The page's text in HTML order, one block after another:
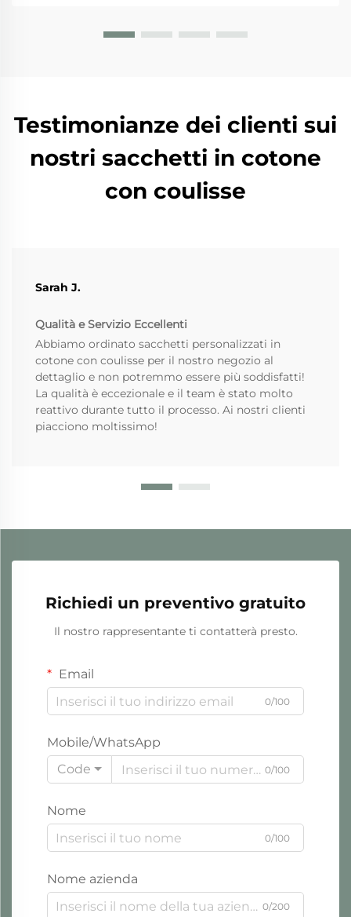
Testimonianze dei clienti sui
nostri sacchetti in cotone
con coulisse
Sarah J.
Qualità e Servizio Eccellenti
Abbiamo ordinato sacchetti personalizzati in
cotone con coulisse per il nostro negozio al
dettaglio e non potremmo essere più soddisfatti!
La qualità è eccezionale e il team è stato molto
reattivo durante tutto il processo. Ai nostri clienti
piacciono moltissimo!
Richiedi un preventivo gratuito
Il nostro rappresentante ti contatterà presto.
Email
0/100
Mobile/WhatsApp
Code
0/100
Nome
0/100
Nome azienda
0/200